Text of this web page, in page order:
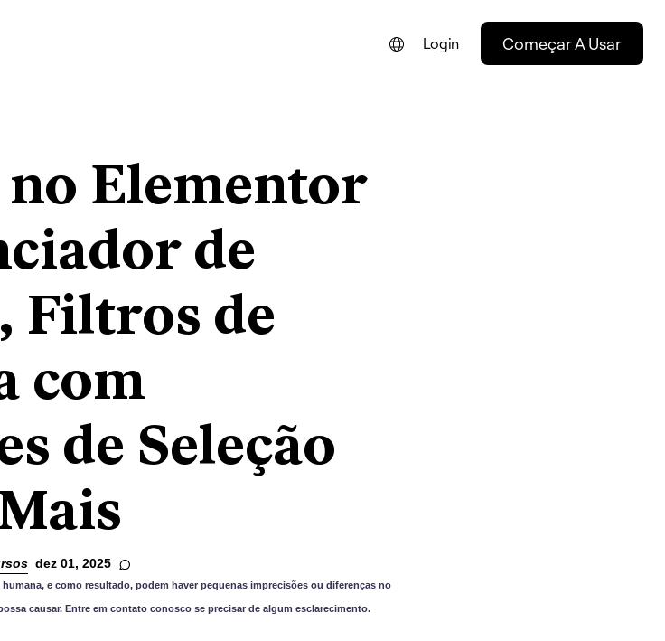
DEUTSCH
Login Começar A Usar
Elementor
de
Filtros de
com
de Seleção
dez 01, 2025
e como resultado, podem haver pequenas imprecisões ou diferenças no
causar. Entre em contato conosco se precisar de algum esclarecimento.